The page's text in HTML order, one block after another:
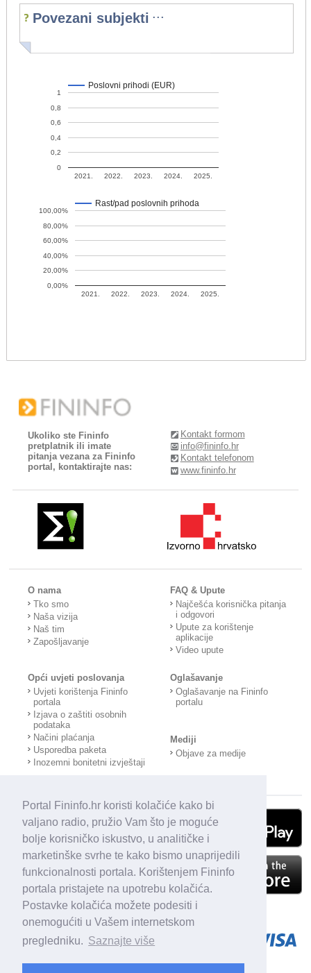
Portal Fininfo.hr koristi kolačiće kako bi
valjano radio, pružio Vam što je moguće
bolje korisničko iskustvo, u analitičke i
marketinške svrhe te kako bismo unaprijedili
funkcionalnosti portala. Korištenjem Fininfo
portala pristajete na upotrebu kolačića.
Postavke kolačića možete podesiti i
onemogućiti u Vašem internetskom
pregledniku. Saznajte više
Povezani subjekti ...
Poslovni prihodi (EUR)
2021. 2022. 2023. 2024. 2025.
0
0,2
0,4
0,6
0,8
1
Rast/pad poslovnih prihoda
2021. 2022. 2023. 2024. 2025.
0,00%
20,00%
40,00%
60,00%
80,00%
100,00%
Ukoliko ste Fininfo
pretplatnik ili imate
pitanja vezana za Fininfo
portal, kontaktirajte nas:
Kontakt formom
info@fininfo.hr
Kontakt telefonom
www.fininfo.hr
O nama
Tko smo
Naša vizija
Naš tim
Zapošljavanje
FAQ & Upute
Najčešća korisnička pitanja
i odgovori
Upute za korištenje
aplikacije
Video upute
Opći uvjeti poslovanja
Uvjeti korištenja Fininfo
portala
Izjava o zaštiti osobnih
podataka
Načini plaćanja
Usporedba paketa
Inozemni bonitetni izvještaji
Oglašavanje
Oglašavanje na Fininfo
portalu
Mediji
Objave za medije